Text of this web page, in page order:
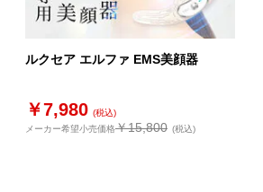
ルクセア エルファ EMS美顔器
￥7,980 (税込)
メーカー希望小売価格￥15,800 (税込)